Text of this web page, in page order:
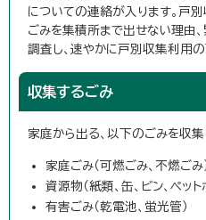
についての連絡が入ります。戸
ごみを集積所まで出せない理由
調査し、速やかに戸別収集利用の
収集するごみ
家庭から出る、以下のごみを収集
家庭ごみ（可燃ごみ、不燃ごみ
資源物（紙類、缶、ビン、ペット
有害ごみ（乾電池、蛍光管）